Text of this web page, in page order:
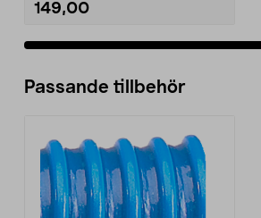
149,00
Passande tillbehör